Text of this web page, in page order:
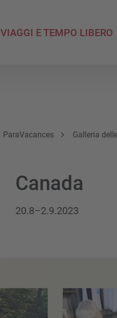
VIAGGI E TEMPO LIBERO
ParaVacances Galleria
Canada
20.8–2.9.2023